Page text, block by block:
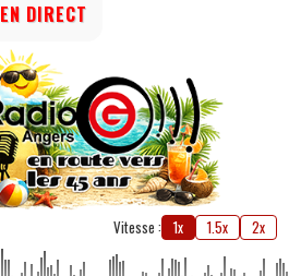
EN DIRECT
Vitesse : 1x 1.5x 2x